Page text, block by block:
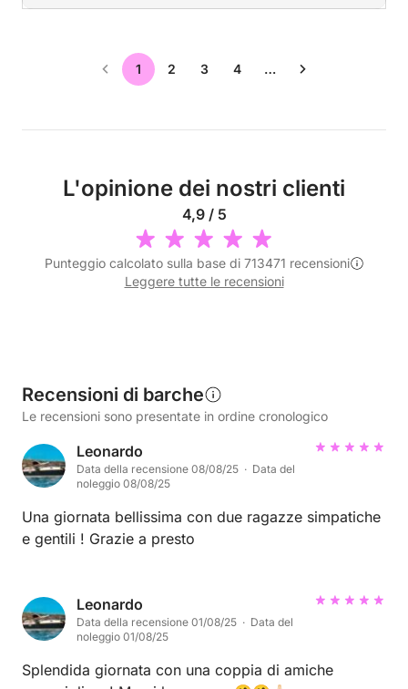
1 2 3 4 …
L'opinione dei nostri clienti
4,9 / 5
Punteggio calcolato sulla base di 713471 recensioni
Leggere tutte le recensioni
Recensioni di barche
Le recensioni sono presentate in ordine cronologico
Leonardo
Data della recensione 08/08/25 · Data del
noleggio 08/08/25
Una giornata bellissima con due ragazze simpatiche
e gentili ! Grazie a presto
Leonardo
Data della recensione 01/08/25 · Data del
noleggio 01/08/25
Splendida giornata con una coppia di amiche